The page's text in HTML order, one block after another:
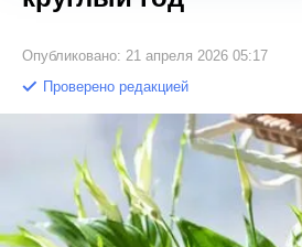
Опубликовано: 21 апреля 2026 05:17
Проверено редакцией